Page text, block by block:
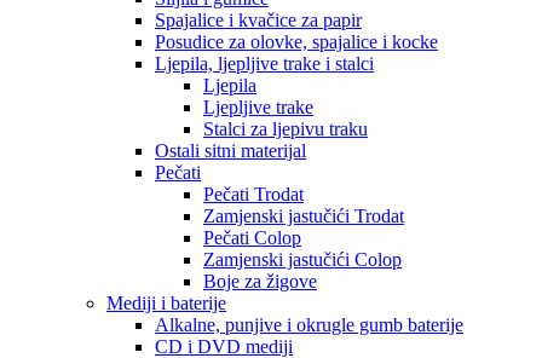
Spajalice i kvačice za papir
Posudice za olovke, spajalice i kocke
Ljepila, ljepljive trake i stalci
Ljepila
Ljepljive trake
Stalci za ljepivu traku
Ostali sitni materijal
Pečati
Pečati Trodat
Zamjenski jastučići Trodat
Pečati Colop
Zamjenski jastučići Colop
Boje za žigove
Mediji i baterije
Alkalne, punjive i okrugle gumb baterije
CD i DVD mediji